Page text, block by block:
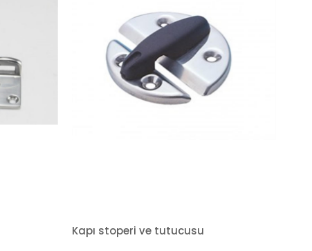
Kapı stoperi ve tutucusu